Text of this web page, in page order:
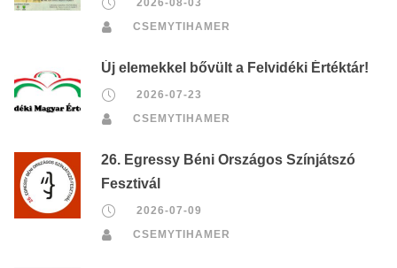
2026-08-03
CSEMYTIHAMER
Új elemekkel bővült a Felvidéki Értéktár!
2026-07-23
CSEMYTIHAMER
26. Egressy Béni Országos Színjátszó
Fesztivál
2026-07-09
CSEMYTIHAMER